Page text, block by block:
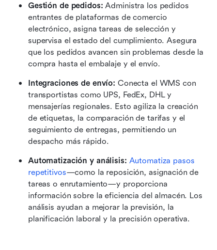
Gestión de pedidos: Administra los pedidos
entrantes de plataformas de comercio
electrónico, asigna tareas de selección y
supervisa el estado del cumplimiento. Asegura
que los pedidos avancen sin problemas desde la
compra hasta el embalaje y el envío.
Integraciones de envío: Conecta el WMS con
transportistas como UPS, FedEx, DHL y
mensajerías regionales. Esto agiliza la creación
de etiquetas, la comparación de tarifas y el
seguimiento de entregas, permitiendo un
despacho más rápido.
Automatización y análisis: Automatiza pasos
repetitivos—como la reposición, asignación de
tareas o enrutamiento—y proporciona
información sobre la eficiencia del almacén. Los
análisis ayudan a mejorar la previsión, la
planificación laboral y la precisión operativa.